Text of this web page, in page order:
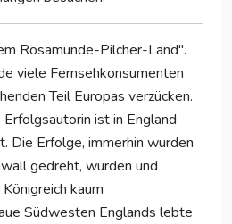
Rosamunde-Pilcher-Land".
viele Fernsehkonsumenten
Teil Europas verzücken.
ist in England
Die Erfolge, immerhin wurden
gedreht, wurden und
kaum
Südwesten Englands lebte